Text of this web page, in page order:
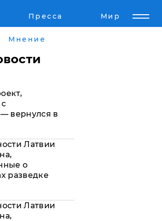
Пресса Мир
релизы
Мнение
вернулся в
Латвии
о
разведке
Латвии